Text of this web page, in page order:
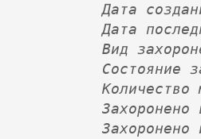
Дата
Дата
Вид
Состояние
Количество
Захоронено
Захоронено